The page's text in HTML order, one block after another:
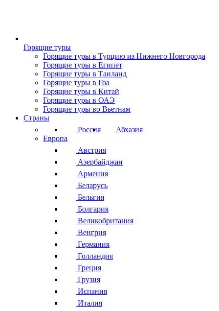
Горящие туры
Горящие туры в Турцию из Нижнего Новгорода
Горящие туры в Египет
Горящие туры в Таиланд
Горящие туры в Гоа
Горящие туры в Китай
Горящие туры в ОАЭ
Горящие туры во Вьетнам
Страны
Россия
Абхазия
Европа
Австрия
Азербайджан
Армения
Беларусь
Бельгия
Болгария
Великобритания
Венгрия
Германия
Голландия
Греция
Грузия
Испания
Италия